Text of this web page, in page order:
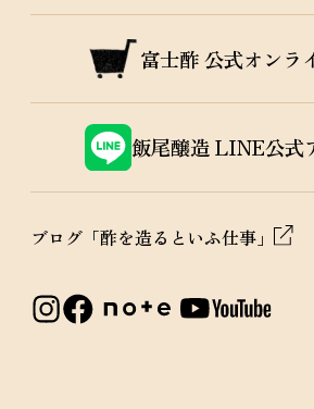
富士酢公式オンラ
飯尾醸造LINE公式
ブログ「酢を造るといふ仕事」